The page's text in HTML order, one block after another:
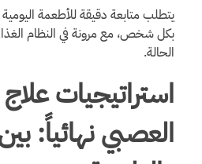
يتطلب متابعة دقيقة للأطعمة اليومية
بكل شخص، مع مرونة في النظام
الحالة.
استراتيجيات
العصبي نهائياً: